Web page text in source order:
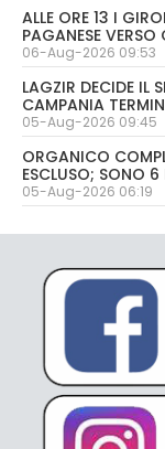
ALLE ORE 13 I
PAGANESE
06-Aug-2026 09:53
LAGZIR DECIDE IL
CAMPANIA
05-Aug-2026 09:45
ORGANICO
ESCLUSO; SONO
05-Aug-2026 06:19